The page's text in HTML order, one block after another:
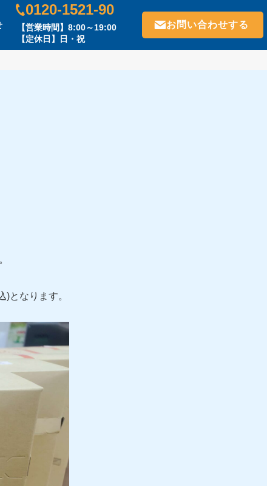
0120-1521-90
【営業時間】8:00～19:00
【定休日】日・祝
お問い合わせする
となります。